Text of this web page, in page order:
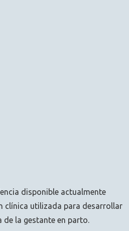
disponible actualmente
clínica utilizada para desarrollar
de la gestante en parto.